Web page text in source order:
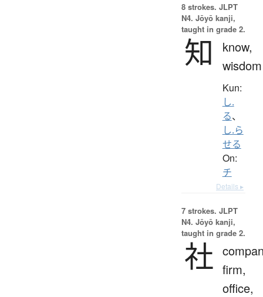
8 strokes. JLPT
N4. Jōyō kanji,
taught in grade 2.
知
know,
wisdom
Kun:
し.
る、
し.ら
せる
On:
チ
Details ▸
7 strokes. JLPT
N4. Jōyō kanji,
taught in grade 2.
社 firm,
office,